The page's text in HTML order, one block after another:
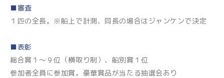
■審査
１匹の全長。※船上で計測、同長の場合はジャンケンで決定
■表彰
総合賞１～９位（横取り制）、船別賞１位
参加者全員に参加賞。豪華賞品が当たる抽選会あり